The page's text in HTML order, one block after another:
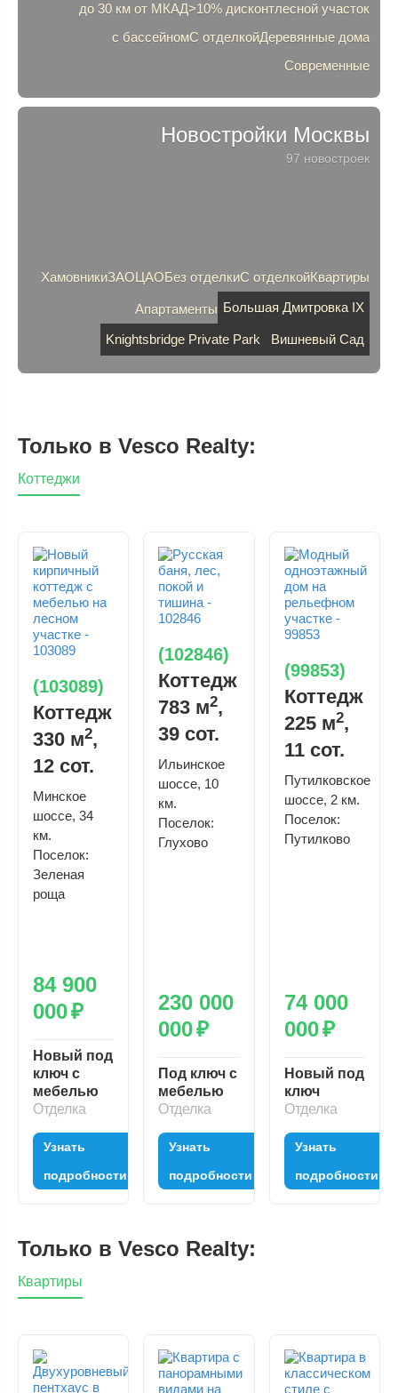
до 30 км от МКАД>10% дисконтлесной участок
с бассейномС отделкойДеревянные дома
Современные
Новостройки Москвы
97 новостроек
ХамовникиЗАОЦАОБез отделкиС отделкойКвартиры
Апартаменты Большая Дмитровка IX
Knightsbridge Private Park Вишневый Сад
Только в Vesco Realty:
Коттеджи
(103089)
Коттедж
330 м2,
12 сот.
Минское
шоссе, 34
км.
Поселок:
Зеленая
роща
Отделка
Новый под
ключ с
мебелью
84 900
000₽
Узнать
подробности
(102846)
Коттедж
783 м2,
39 сот.
Ильинское
шоссе, 10
км.
Поселок:
Глухово
Отделка
Под ключ с
мебелью
230 000
000₽
Узнать
подробности
(99853)
Коттедж
225 м2,
11 сот.
Путилковское
шоссе, 2 км.
Поселок:
Путилково
Отделка
Новый под
ключ
74 000
000₽
Узнать
подробности
Только в Vesco Realty:
Квартиры